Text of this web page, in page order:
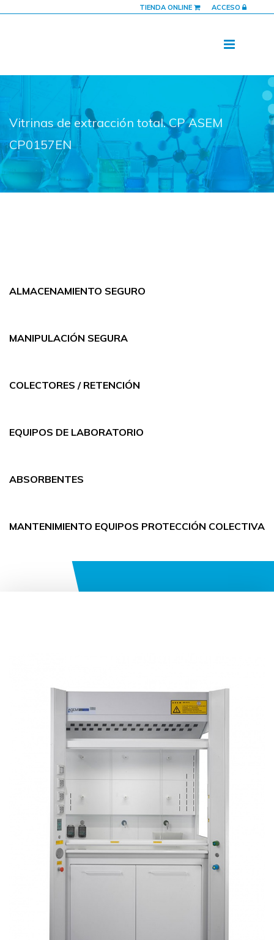
TIENDA ONLINE ACCESO
Vitrinas de extracción total. CP ASEM
CP0157EN
ALMACENAMIENTO SEGURO
MANIPULACIÓN SEGURA
COLECTORES / RETENCIÓN
EQUIPOS DE LABORATORIO
ABSORBENTES
MANTENIMIENTO EQUIPOS PROTECCIÓN COLECTIVA